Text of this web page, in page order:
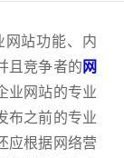
网站功能、内
且竞争者的 网
业网站的专业
布之前的专业
应根据网络营